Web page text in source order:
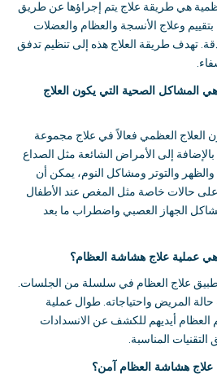
هي طريقة علاج يتم إجراؤها عن طريق
وعلاج الأنسجة والعظام والعضلات
تهدف طريقة العلاج هذه إلى تنظيم تدفق
المشاكل الصحية التي يكون العلاج
العلاج العظمي فعالاً في علاج مجموعة
بالإضافة إلى الأمراض الشائعة مثل الصداع
والظهر والتوتر ومشاكل النوم، يمكن أن
على حالات خاصة مثل المغص عند الأطفال
الجهاز العصبي واضطراب ما بعد
عملية علاج هشاشة العظام؟
تطبيق علاج العظام في سلسلة من الجلسات
المريض واحتياجاته طوال عملية
العظام أيديهم للكشف عن الانسدادات
المناسبة
هشاشة العظام آمن؟